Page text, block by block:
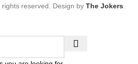
rights reserved. Design by The Jokers.